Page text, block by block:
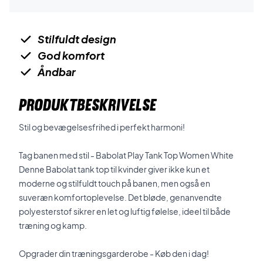
Stilfuldt design
God komfort
Åndbar
PRODUKTBESKRIVELSE
Stil og bevægelsesfrihed i perfekt harmoni!
Tag banen med stil - Babolat Play Tank Top Women White
Denne Babolat tank top til kvinder giver ikke kun et
moderne og stilfuldt touch på banen, men også en
suveræn komfortoplevelse. Det bløde, genanvendte
polyesterstof sikrer en let og luftig følelse, ideel til både
træning og kamp.
Opgrader din træningsgarderobe - Køb den i dag!